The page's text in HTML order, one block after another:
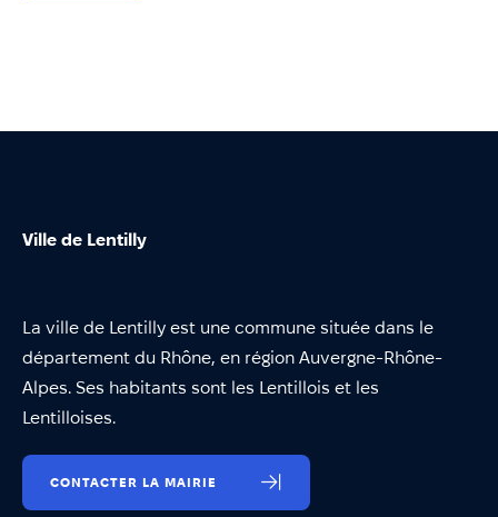
Ville de Lentilly
La ville de Lentilly est une commune située dans le
département du Rhône, en région Auvergne-Rhône-
Alpes. Ses habitants sont les Lentillois et les
Lentilloises.
CONTACTER LA MAIRIE